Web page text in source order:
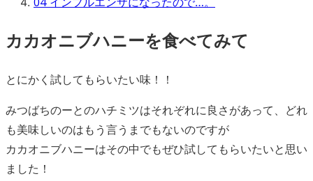
カカオニブハニーを食べてみて
とにかく試してもらいたい味！！
みつばちのーとのハチミツはそれぞれに良さがあって、どれ
も美味しいのはもう言うまでもないのですが
カカオニブハニーはその中でもぜひ試してもらいたいと思い
ました！